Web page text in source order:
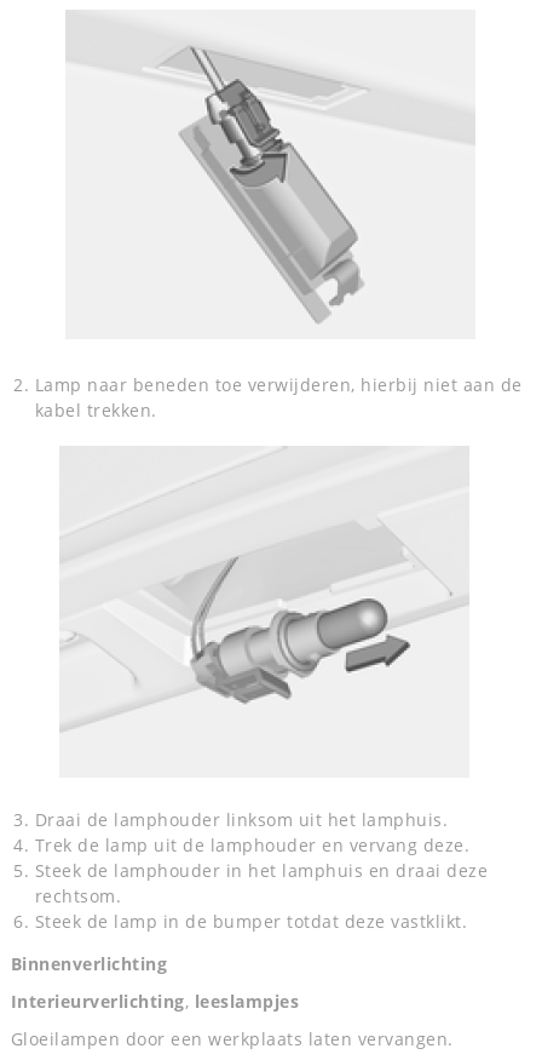
Lamp naar beneden toe verwijderen, hierbij niet aan de
kabel trekken.
Draai de lamphouder linksom uit het lamphuis.
Trek de lamp uit de lamphouder en vervang deze.
Steek de lamphouder in het lamphuis en draai deze
rechtsom.
Steek de lamp in de bumper totdat deze vastklikt.
Binnenverlichting
Interieurverlichting, leeslampjes
Gloeilampen door een werkplaats laten vervangen.